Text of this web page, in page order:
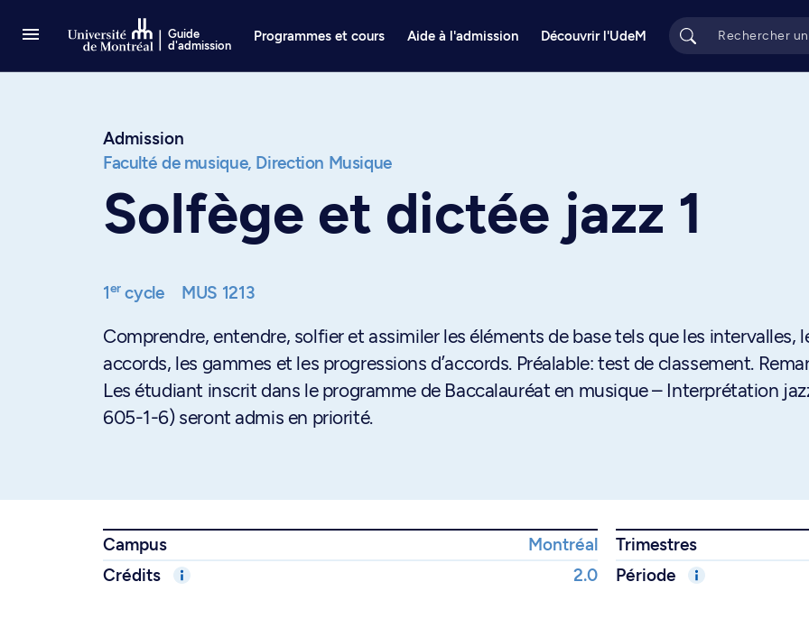
Guide
d'admission
Programmes et cours Aide à l'admission Découvrir l'UdeM
Admission
Faculté de musique, Direction Musique
Solfège et dictée jazz 1
1ercycle MUS 1213
Comprendre, entendre, solfier et assimiler les éléments de base tels que les intervalles,
accords, les gammes et les progressions d’accords. Préalable: test de classement.
Les étudiant inscrit dans le programme de Baccalauréat en musique – Interprétation
605-1-6) seront admis en priorité.
Campus Montréal
Trimestres
Crédits
2.0 Période